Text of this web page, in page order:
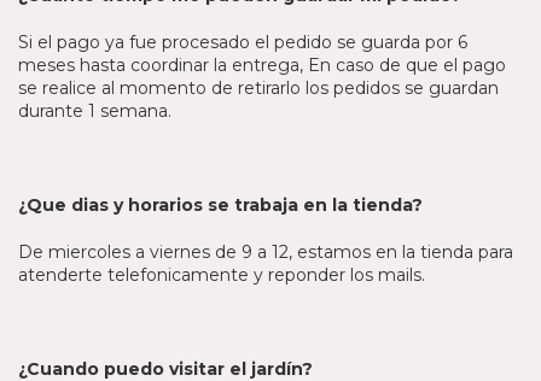
Si el pago ya fue procesado el pedido se guarda por 6
meses hasta coordinar la entrega, En caso de que el pago
se realice al momento de retirarlo los pedidos se guardan
durante 1 semana.
¿Que dias y horarios se trabaja en la tienda?
De miercoles a viernes de 9 a 12, estamos en la tienda para
atenderte telefonicamente y reponder los mails.
¿Cuando puedo visitar el jardín?